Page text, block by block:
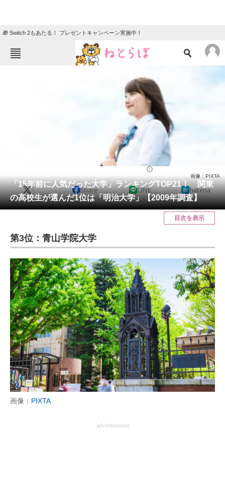
🎁 Switch 2もあたる！ プレゼントキャンペーン実施中！
ニュース
クイズ
教育・育児
リサーチ
会員記事
メディア
ITの今と未来を見通す
スマホと通信の最新トレンド
進化するPCとデバイスの未来
好きが集まる 比べて選べる
ビジネスと働き方のヒント
AI活用のいまが分かる
企業ITのトレンドを詳説
経営リーダーのコミュニティ
「15年前に人気だった大学」ランキングTOP21！ 関東
の高校生が選んだ1位は「明治大学」【2009年調査】
画像：PIXTA
X Share LINE hatena
目次を表示
第3位：青山学院大学
画像： PIXTA
advertisement